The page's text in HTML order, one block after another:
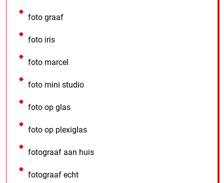
foto graaf
foto iris
foto marcel
foto mini studio
foto op glas
foto op plexiglas
fotograaf aan huis
fotograaf echt